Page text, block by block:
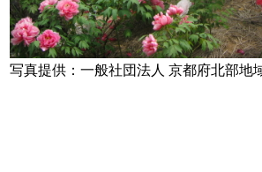
写真提供：一般社団法人 京都府北部地